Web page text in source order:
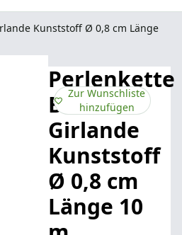
Kunststoff Ø 0,8 cm Länge
Perlenkette
Band
Girlande
Kunststoff
Ø 0,8 cm
Länge 10
Zur Wunschliste
hinzufügen